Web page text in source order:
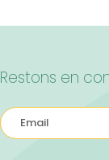
Restons en